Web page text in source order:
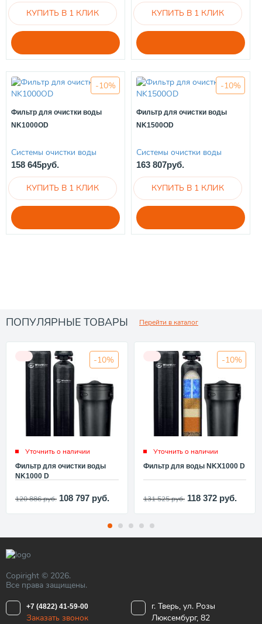
-10%
Фильтр для очистки воды
NK1000OD
Системы очистки воды
158 645руб.
-10%
Фильтр для очистки воды
NK1500OD
Системы очистки воды
163 807руб.
ПОПУЛЯРНЫЕ ТОВАРЫ Перейти в каталог
-10%
Уточнить о наличии
Фильтр для очистки воды
NK1000 D
120 886руб. 108 797 руб.
-10%
Уточнить о наличии
Фильтр для воды NKX1000 D
131 525руб. 118 372 руб.
Copiright © 2026.
Все права защищены.
+7 (4822) 41-59-00
Заказать звонок
г. Тверь, ул. Розы
Люксембург, 82